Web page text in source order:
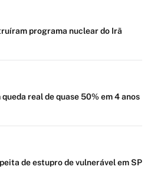
programa nuclear do Irã
real de quase 50% em 4 anos
de estupro de vulnerável em SP